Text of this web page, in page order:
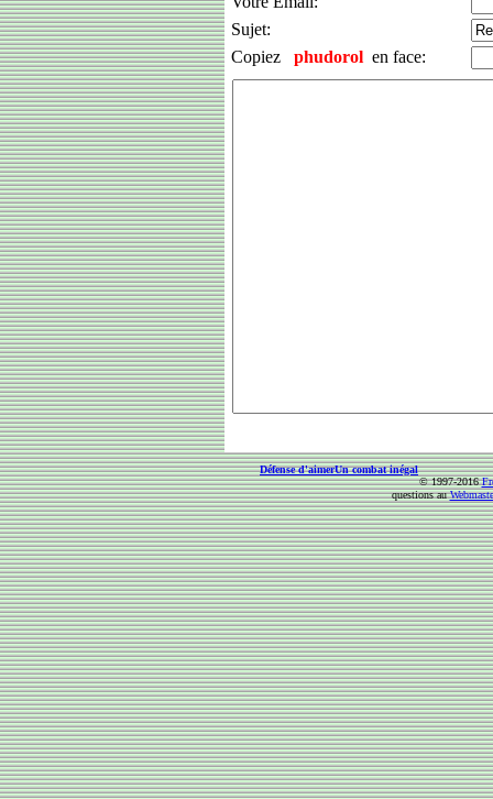
Sujet:
Copiez
phudorol en face:
Défense d'aimerUn combat inégal
© 1997-2016
questions au